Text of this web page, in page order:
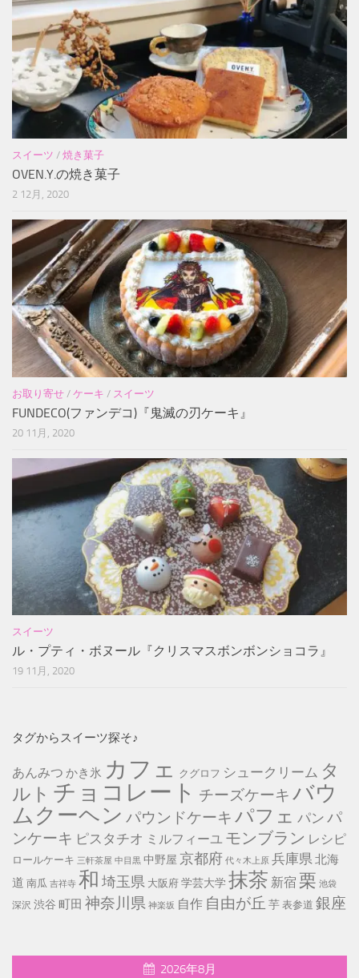
スイーツ / 焼き菓子
OVEN.Y.の焼き菓子
2 12月, 2020
お取り寄せ / ケーキ / スイーツ
FUNDECO(ファンデコ)『鬼滅の刃ケーキ』
20 11月, 2020
スイーツ
ル・プティ・ボヌール『クリスマスボンボンショコラ』
19 11月, 2020
タグからスイーツ探そ♪
あんみつ かき氷 カフェ クグロフ シュークリーム タ
ルト チョコレート チーズケーキ バウ
ムクーヘン パウンドケーキ パフェ パン パ
ンケーキ ピスタチオ ミルフィーユ モンブラン レシピ
ロールケーキ 三軒茶屋 中目黒 中野屋京都府 代々木上原 兵庫県北海
道 南瓜 吉祥寺 和 埼玉県 大阪府 学芸大学抹茶 新宿 栗 池袋
深沢 渋谷 町田 神奈川県 神楽坂 自作 自由が丘 芋 表参道 銀座
2026年8月